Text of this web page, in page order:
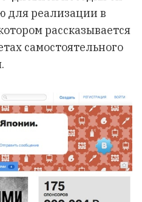
для реализации в
рассказывается
самостоятельного